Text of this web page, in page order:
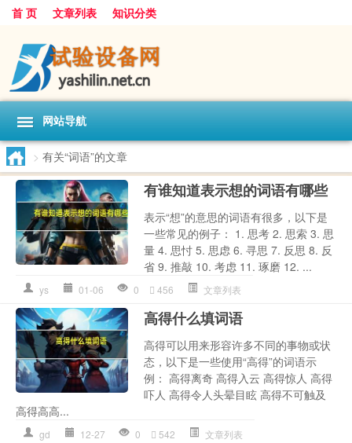
首 页 文章列表 知识分类
网站导航
> 有关“词语”的文章
有谁知道表示想的词语有哪些
表示“想”的意思的词语有很多，以下是
一些常见的例子： 1. 思考 2. 思索 3. 思
量 4. 思忖 5. 思虑 6. 寻思 7. 反思 8. 反
省 9. 推敲 10. 考虑 11. 琢磨 12. ...
ys 01-06 0 456 文章列表
高得什么填词语
高得可以用来形容许多不同的事物或状
态，以下是一些使用“高得”的词语示
例： 高得离奇 高得入云 高得惊人 高得
吓人 高得令人头晕目眩 高得不可触及
高得高高...
gd 12-27 0 542 文章列表